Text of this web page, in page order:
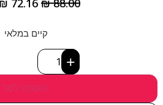
₪88.00
₪ 72.16
קיים במלאי
+
הוספה לסל